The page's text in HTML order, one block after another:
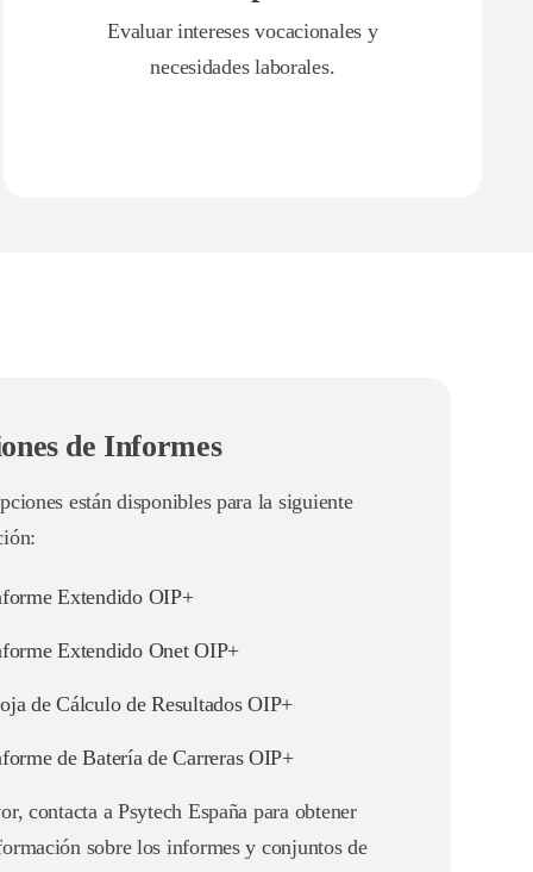
Evaluar intereses vocacionales y
necesidades laborales.
de Informes
están disponibles para la siguiente
Extendido OIP+
Extendido Onet OIP+
de Cálculo de Resultados OIP+
de Batería de Carreras OIP+
contacta a Psytech España para obtener
sobre los informes y conjuntos de